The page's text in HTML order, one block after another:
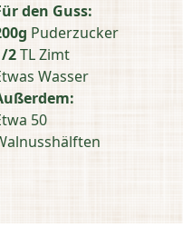
den Guss:
Puderzucker
2TL Zimt
Wasser
50